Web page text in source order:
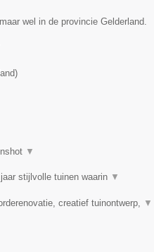
wel in de provincie Gelderland.
)
▼
stijlvolle tuinen waarin ▼
creatief tuinontwerp, ▼